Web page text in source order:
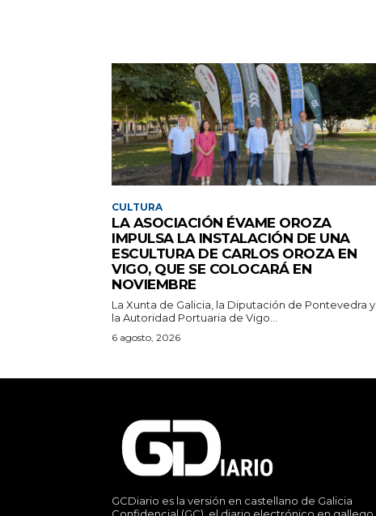
CULTURA
LA ASOCIACIÓN ÉVAME OROZA
IMPULSA LA INSTALACIÓN DE UNA
ESCULTURA DE CARLOS OROZA EN
VIGO, QUE SE COLOCARÁ EN
NOVIEMBRE
La Xunta de Galicia, la Diputación de Pontevedra y
la Autoridad Portuaria de Vigo...
6 agosto, 2026
GCDiario es la versión en castellano de Galicia